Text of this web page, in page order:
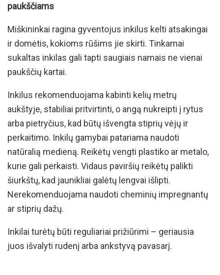
paukščiams
Miškininkai ragina gyventojus inkilus kelti atsakingai
ir domėtis, kokioms rūšims jie skirti. Tinkamai
sukaltas inkilas gali tapti saugiais namais ne vienai
paukščių kartai.
Inkilus rekomenduojama kabinti kelių metrų
aukštyje, stabiliai pritvirtinti, o angą nukreipti į rytus
arba pietryčius, kad būtų išvengta stiprių vėjų ir
perkaitimo. Inkilų gamybai patariama naudoti
natūralią medieną. Reikėtų vengti plastiko ar metalo,
kurie gali perkaisti. Vidaus paviršių reikėtų palikti
šiurkštų, kad jaunikliai galėtų lengvai išlipti.
Nerekomenduojama naudoti cheminių impregnantų
ar stiprių dažų.
Inkilai turėtų būti reguliariai prižiūrimi – geriausia
juos išvalyti rudenį arba ankstyvą pavasarį.